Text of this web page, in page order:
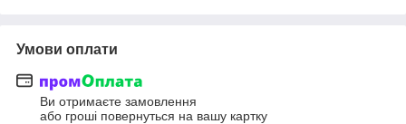
Умови оплати
Ви отримаєте замовлення
або гроші повернуться на вашу картку